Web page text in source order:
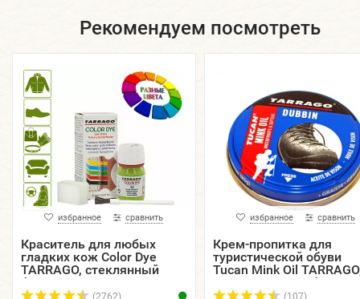
Рекомендуем посмотреть
избранное сравнить
Краситель для любых
гладких кож Color Dye
TARRAGO, стеклянный
флакон, 25 мл.
(2762)
избранное сравнить
Крем-пропитка для
туристической обуви
Tucan Mink Oil
металлическая банка,
мл.
(107)